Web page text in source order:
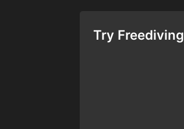
Try Freediving